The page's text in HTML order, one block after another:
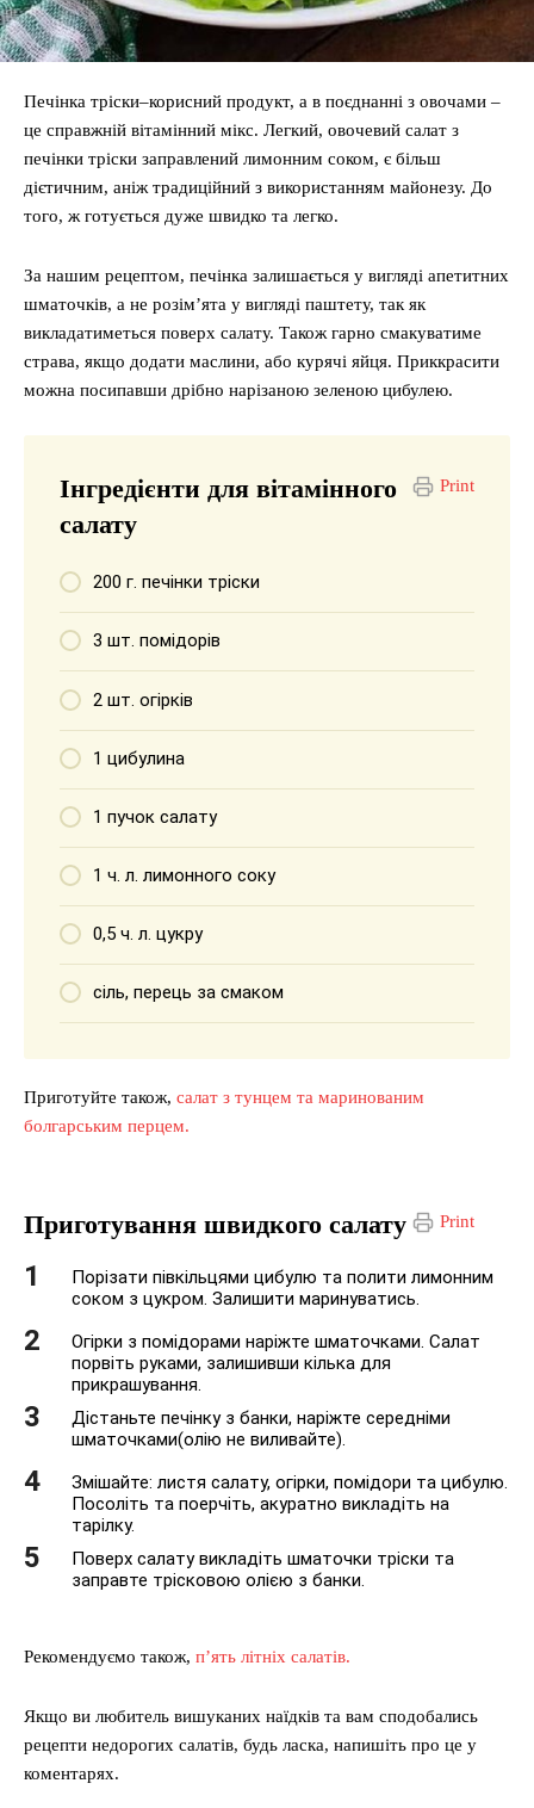
Печінка тріски–корисний продукт, а в поєднанні з овочами –
це справжній вітамінний мікс. Легкий, овочевий салат з
печінки тріски заправлений лимонним соком, є більш
дієтичним, аніж традиційний з використанням майонезу. До
того, ж готується дуже швидко та легко.
За нашим рецептом, печінка залишається у вигляді апетитних
шматочків, а не розім’ята у вигляді паштету, так як
викладатиметься поверх салату. Також гарно смакуватиме
страва, якщо додати маслини, або курячі яйця. Приккрасити
можна посипавши дрібно нарізаною зеленою цибулею.
Print
Інгредієнти для вітамінного
салату
200 г. печінки тріски
3 шт. помідорів
2 шт. огірків
1 цибулина
1 пучок салату
1 ч. л. лимонного соку
0,5 ч. л. цукру
сіль, перець за смаком
Приготуйте також, салат з тунцем та маринованим
болгарським перцем.
Print
Приготування швидкого салату
Порізати півкільцями цибулю та полити лимонним
соком з цукром. Залишити маринуватись.
Огірки з помідорами наріжте шматочками. Салат
порвіть руками, залишивши кілька для
прикрашування.
Дістаньте печінку з банки, наріжте середніми
шматочками(олію не виливайте).
Змішайте: листя салату, огірки, помідори та цибулю.
Посоліть та поерчіть, акуратно викладіть на
тарілку.
Поверх салату викладіть шматочки тріски та
заправте трісковою олією з банки.
Рекомендуємо також, п’ять літніх салатів.
Якщо ви любитель вишуканих наїдків та вам сподобались
рецепти недорогих салатів, будь ласка, напишіть про це у
коментарях.